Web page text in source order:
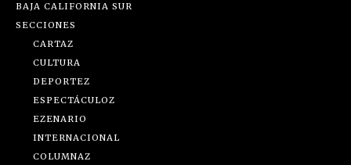
BAJA CALIFORNIA SUR
SECCIONES
CARTAZ
CULTURA
DEPORTEZ
ESPECTÁCULOZ
EZENARIO
INTERNACIONAL
COLUMNAZ